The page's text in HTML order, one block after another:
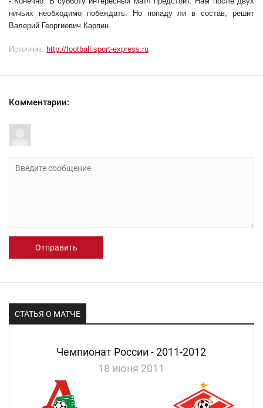
ничьих необходимо побеждать. Но попаду ли в состав, решит
Валерий Георгиевич Карпин.
Источник: http://football.sport-express.ru
Комментарии:
Отправить
СТАТЬЯ О МАТЧЕ
Чемпионат России - 2011-2012
18 июня 2011